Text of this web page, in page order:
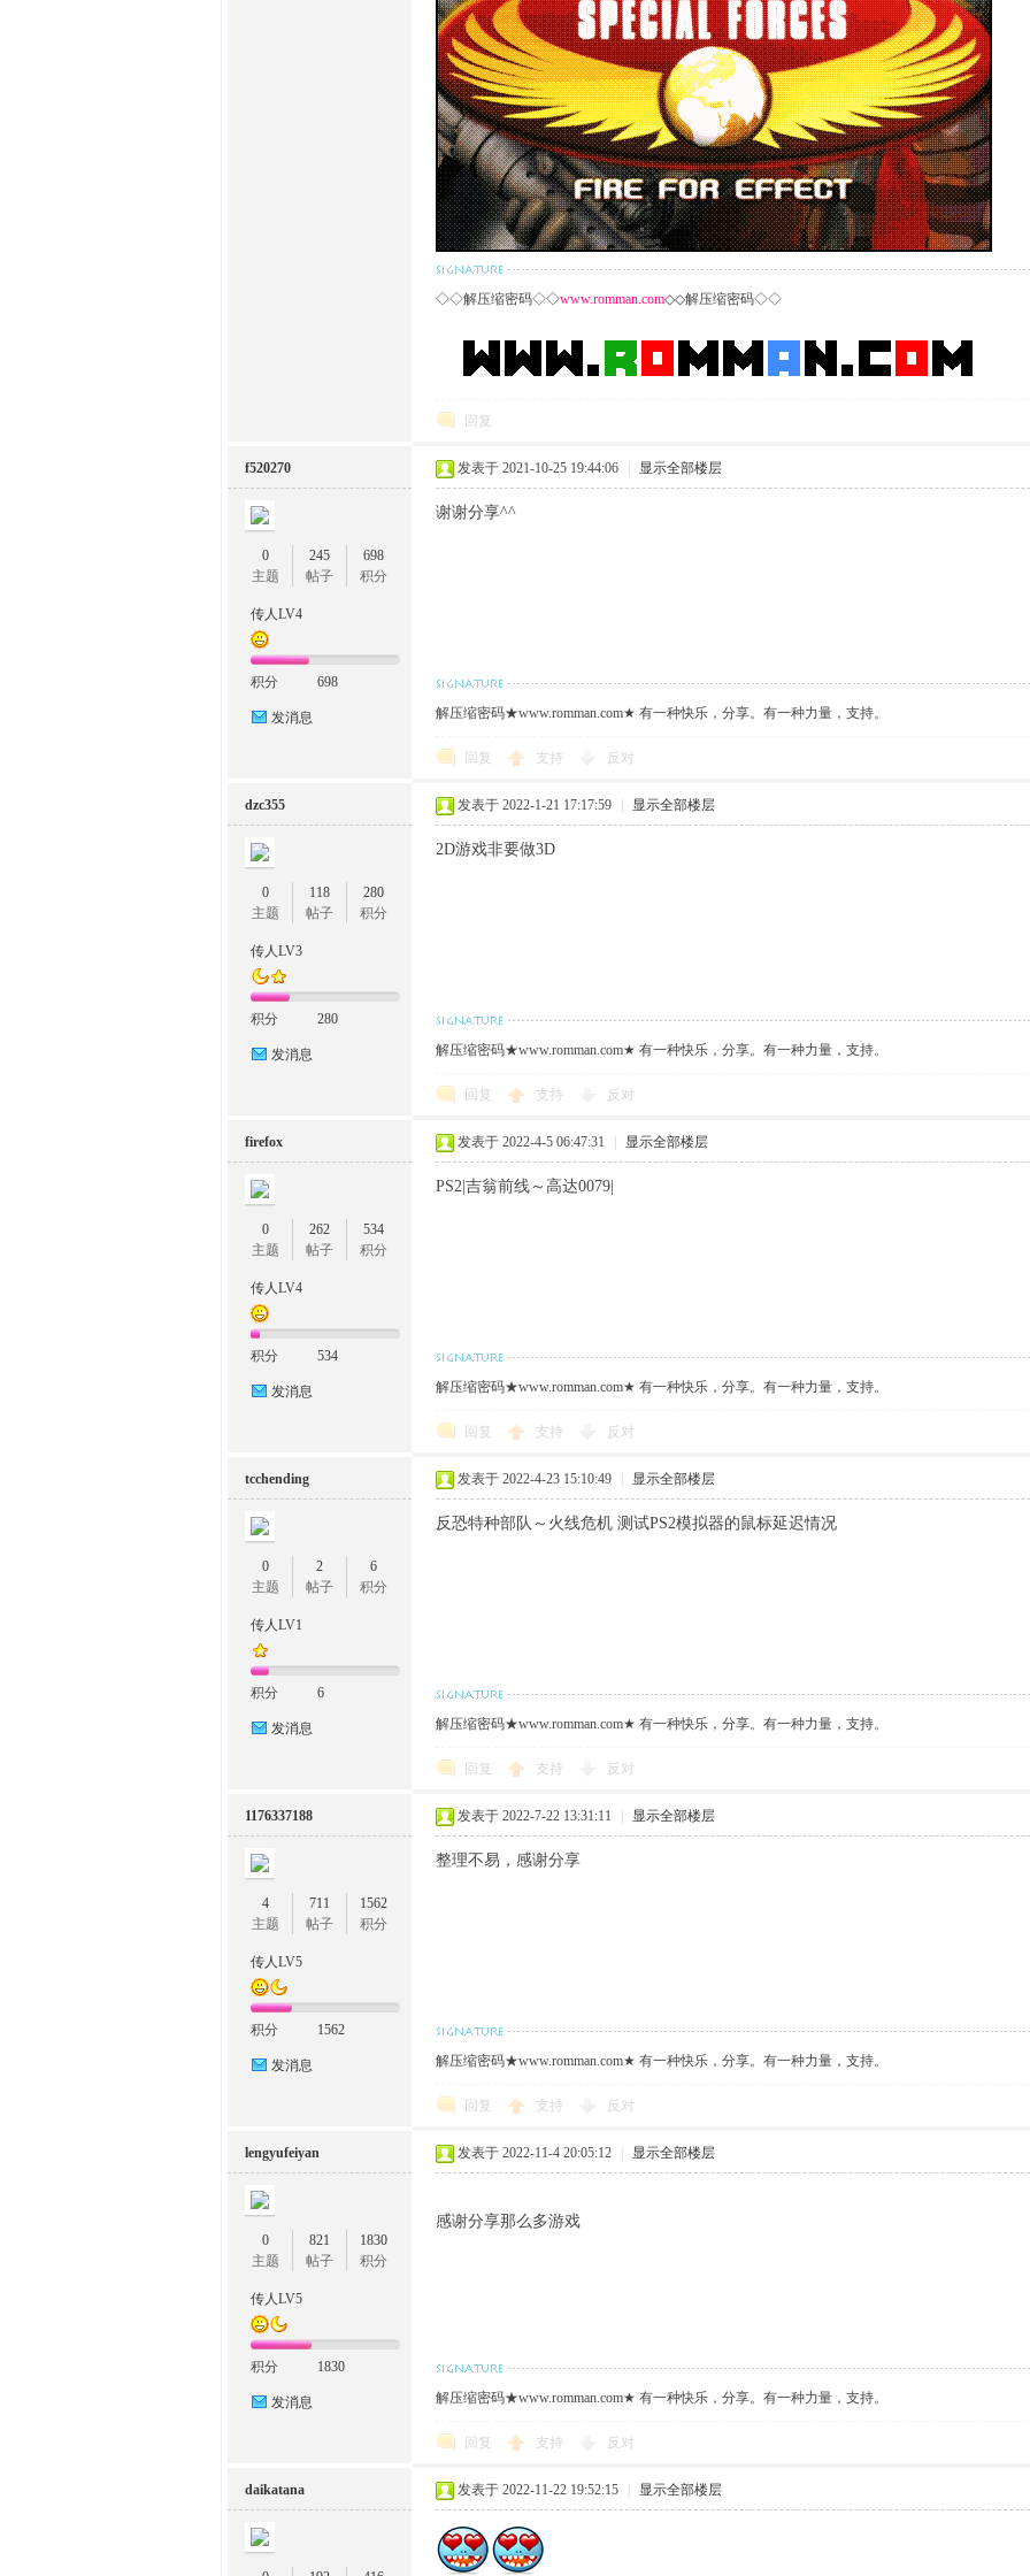
◇◇解压缩密码◇◇www.romman.com◇◇解压缩密码◇◇
回复
f520270
0
主题
245
帖子
698
积分
传人LV4
积分 698
发消息
发表于 2021-10-25 19:44:06 显示全部楼层
谢谢分享^^
解压缩密码★www.romman.com★ 有一种快乐，分享。有一种力量，支持。
回复 支持 反对
dzc355
0
主题
118
帖子
280
积分
传人LV3
积分 280
发消息
发表于 2022-1-21 17:17:59 显示全部楼层
2D游戏非要做3D
解压缩密码★www.romman.com★ 有一种快乐，分享。有一种力量，支持。
回复 支持 反对
firefox
0
主题
262
帖子
534
积分
传人LV4
积分 534
发消息
发表于 2022-4-5 06:47:31 显示全部楼层
PS2|吉翁前线～高达0079|
解压缩密码★www.romman.com★ 有一种快乐，分享。有一种力量，支持。
回复 支持 反对
tcchending
0
主题
2
帖子
6
积分
传人LV1
积分 6
发消息
发表于 2022-4-23 15:10:49 显示全部楼层
反恐特种部队～火线危机 测试PS2模拟器的鼠标延迟情况
解压缩密码★www.romman.com★ 有一种快乐，分享。有一种力量，支持。
回复 支持 反对
1176337188
4
主题
711
帖子
1562
积分
传人LV5
积分 1562
发消息
发表于 2022-7-22 13:31:11 显示全部楼层
整理不易，感谢分享
解压缩密码★www.romman.com★ 有一种快乐，分享。有一种力量，支持。
回复 支持 反对
lengyufeiyan
0
主题
821
帖子
1830
积分
传人LV5
积分 1830
发消息
发表于 2022-11-4 20:05:12 显示全部楼层
感谢分享那么多游戏
解压缩密码★www.romman.com★ 有一种快乐，分享。有一种力量，支持。
回复 支持 反对
daikatana 发表于 2022-11-22 19:52:15 显示全部楼层